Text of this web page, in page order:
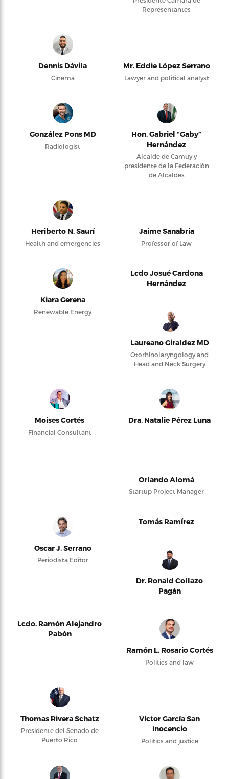
Representantes
Dennis Dávila
Cinema
Mr. Eddie López Serrano
Lawyer and political analyst
González Pons MD
Radiologist
Hon. Gabriel “Gaby”
Hernández
Alcalde de Camuy y
presidente de la Federación
de Alcaldes
Heriberto N. Saurí
Health and emergencies
Jaime Sanabria
Professor of Law
Kiara Gerena
Renewable Energy
Lcdo Josué Cardona
Hernández
Laureano Giraldez MD
Otorhinolaryngology and
Head and Neck Surgery
Moises Cortés
Financial Consultant
Dra. Natalie Pérez Luna
Orlando Alomá
Startup Project Manager
Oscar J. Serrano
Periodista Editor
Tomás Ramírez
Dr. Ronald Collazo
Pagán
Lcdo. Ramón Alejandro
Pabón
Ramón L. Rosario Cortés
Politics and law
Thomas Rivera Schatz
Presidente del Senado de
Puerto Rico
Víctor García San
Inocencio
Politics and justice